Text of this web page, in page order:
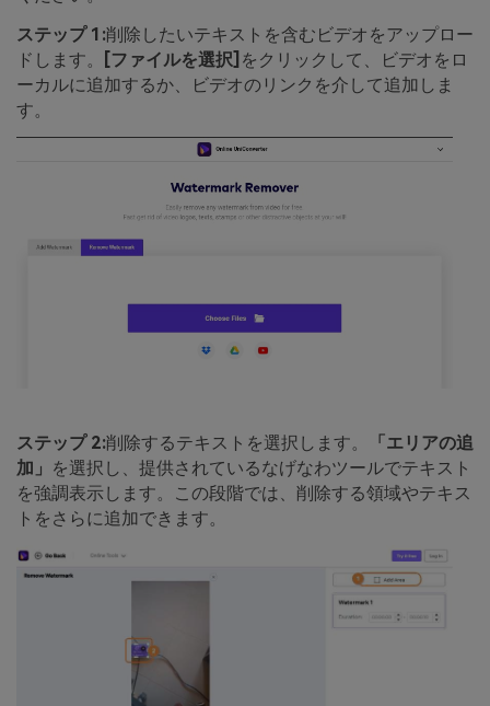
ステップ 1:削除したいテキストを含むビデオをアップロー
ドします。
[ファイルを選択] をクリックして、ビデオをロ
ーカルに追加するか、ビデオのリンクを介して追加しま
す。
ステップ 2:削除するテキストを選択します。
「エリアの追
加」 を選択し、提供されているなげなわツールでテキスト
を強調表示します。この段階では、削除する領域やテキス
トをさらに追加できます。